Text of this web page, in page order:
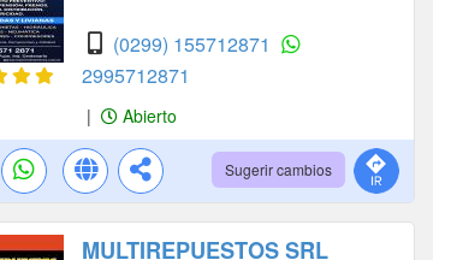
(0299) 155712871
2995712871
| Abierto
Sugerir cambios
MULTIREPUESTOS SRL